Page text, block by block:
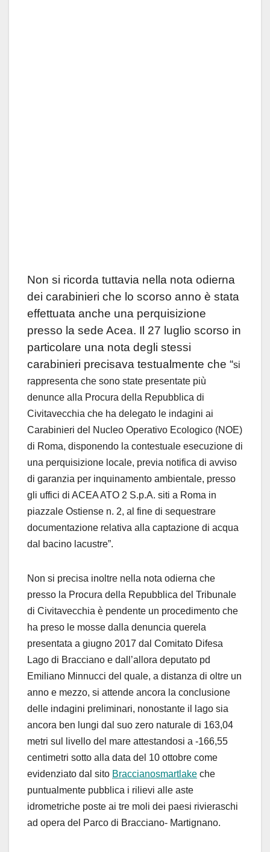
Non si ricorda tuttavia nella nota odierna
dei carabinieri che lo scorso anno è stata
effettuata anche una perquisizione
presso la sede Acea. Il 27 luglio scorso in
particolare una nota degli stessi
carabinieri precisava testualmente che “si
rappresenta che sono state presentate più
denunce alla Procura della Repubblica di
Civitavecchia che ha delegato le indagini ai
Carabinieri del Nucleo Operativo Ecologico (NOE)
di Roma, disponendo la contestuale esecuzione di
una perquisizione locale, previa notifica di avviso
di garanzia per inquinamento ambientale, presso
gli uffici di ACEA ATO 2 S.p.A. siti a Roma in
piazzale Ostiense n. 2, al fine di sequestrare
documentazione relativa alla captazione di acqua
dal bacino lacustre”.
Non si precisa inoltre nella nota odierna che
presso la Procura della Repubblica del Tribunale
di Civitavecchia è pendente un procedimento che
ha preso le mosse dalla denuncia querela
presentata a giugno 2017 dal Comitato Difesa
Lago di Bracciano e dall’allora deputato pd
Emiliano Minnucci del quale, a distanza di oltre un
anno e mezzo, si attende ancora la conclusione
delle indagini preliminari, nonostante il lago sia
ancora ben lungi dal suo zero naturale di 163,04
metri sul livello del mare attestandosi a -166,55
centimetri sotto alla data del 10 ottobre come
evidenziato dal sito Braccianosmartlake che
puntualmente pubblica i rilievi alle aste
idrometriche poste ai tre moli dei paesi rivieraschi
ad opera del Parco di Bracciano- Martignano.